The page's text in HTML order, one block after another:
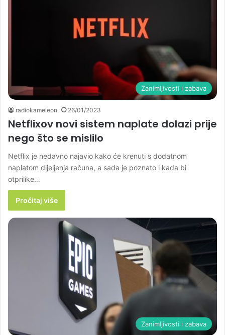
Zanimljivosti i zabava
radiokameleon 26/01/2023
Netflixov novi sistem naplate dolazi prije
nego što se mislilo
Netflix je nedavno najavio kako će krenuti s dodatnom
naplatom dijeljenja računa, a sada je poznato i kada bi
otprilike…
Pročitaj više
Zanimljivosti i zabava